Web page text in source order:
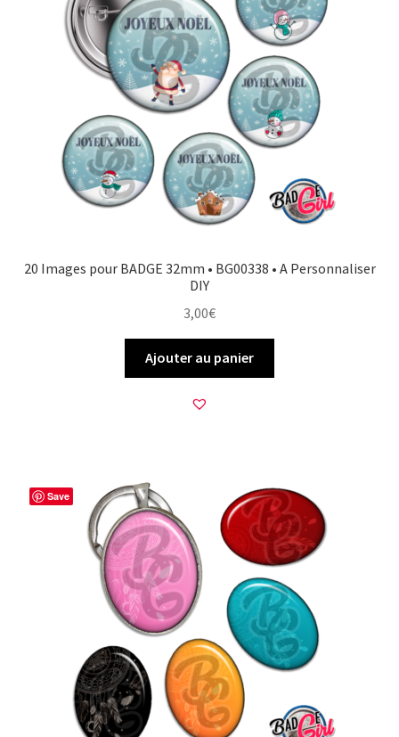
Mon compte
Wishlist
Politique de Confidentialité
Validation de la commande
20 Images pour BADGE 32mm • BG00338 • A Personnaliser
DIY
3,00€
Ajouter au panier
Save